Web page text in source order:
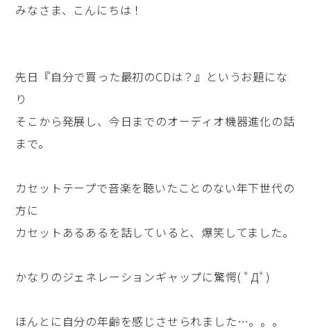
みなさま、こんにちは！
先日『自分で買った最初のCDは？』というお題にな
り
そこから発展し、今日までのオーディオ機器進化の話
まで。
カセットテープで音楽を聴いたことのない年下世代の
方に
カセットあるあるを話していると、爆笑してました。
かなりのジェネレーションギャップに驚愕( ﾟДﾟ)
ほんとに自分の年齢を感じさせられました…。。。